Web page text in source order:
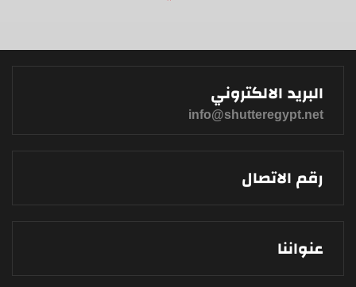
البريد الالكتروني
info@shutteregypt.net
رقم الاتصال
عنواننا